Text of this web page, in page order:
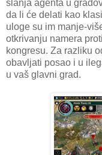
slanja agenta u
da li će delati kao
uloge su im manje-
otkrivanju namera
kongresu. Za razliku
obavljati posao i u
u vaš glavni grad.